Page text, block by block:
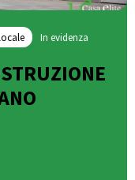
In evidenza